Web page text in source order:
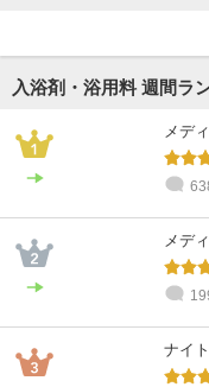
入浴剤・浴用料 週間ラ
メデ
メデ
ナイ